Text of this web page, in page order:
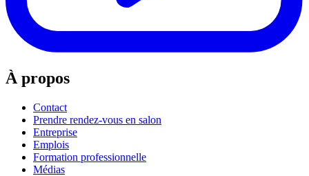
À propos
Contact
Prendre rendez-vous en salon
Entreprise
Emplois
Formation professionnelle
Médias